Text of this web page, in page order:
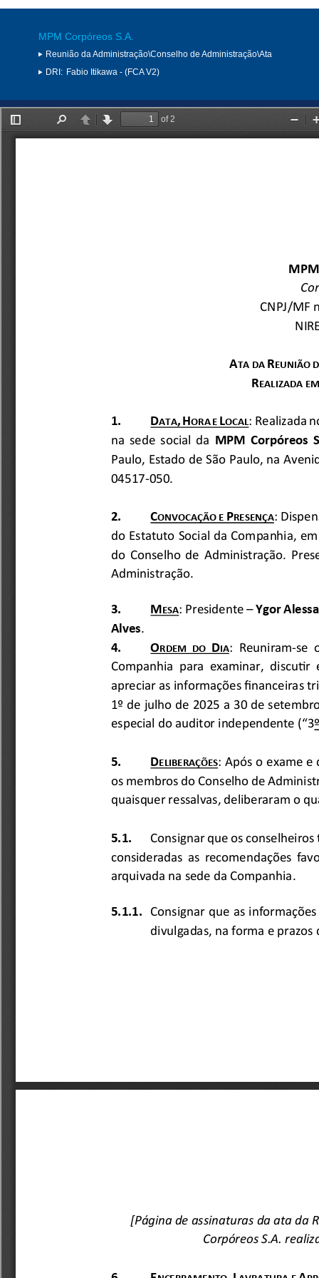
MPM Corpóreos S.A.
Reunião da Administração\Conselho de Administração\Ata
DRI: Fabio Itikawa - (FCA V2)